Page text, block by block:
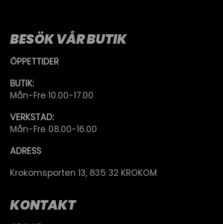
BESÖK VÅR BUTIK
ÖPPETTIDER
BUTIK:
Mån-Fre 10.00-17.00
VERKSTAD:
Mån-Fre 08.00-16.00
ADRESS
Krokomsporten 13, 835 32 KROKOM
KONTAKT